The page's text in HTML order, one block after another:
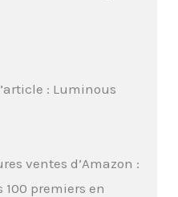
: Luminous
ventes d’Amazon :
100 premiers en